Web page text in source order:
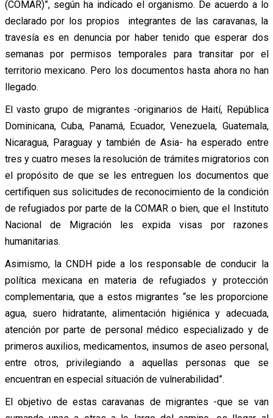
(COMAR)”, según ha indicado el organismo. De acuerdo a lo
declarado por los propios integrantes de las caravanas, la
travesía es en denuncia por haber tenido que esperar dos
semanas por permisos temporales para transitar por el
territorio mexicano. Pero los documentos hasta ahora no han
llegado.
El vasto grupo de migrantes -originarios de Haití, República
Dominicana, Cuba, Panamá, Ecuador, Venezuela, Guatemala,
Nicaragua, Paraguay y también de Asia- ha esperado entre
tres y cuatro meses la resolución de trámites migratorios con
el propósito de que se les entreguen los documentos que
certifiquen sus solicitudes de reconocimiento de la condición
de refugiados por parte de la COMAR o bien, que el Instituto
Nacional de Migración les expida visas por razones
humanitarias.
Asimismo, la CNDH pide a los responsable de conducir la
política mexicana en materia de refugiados y protección
complementaria, que a estos migrantes “se les proporcione
agua, suero hidratante, alimentación higiénica y adecuada,
atención por parte de personal médico especializado y de
primeros auxilios, medicamentos, insumos de aseo personal,
entre otros, privilegiando a aquellas personas que se
encuentran en especial situación de vulnerabilidad”.
El objetivo de estas caravanas de migrantes -que se van